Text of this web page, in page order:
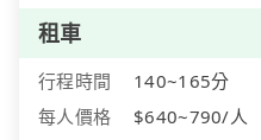
租車
行程時間
140~165分
每人價格
$640~790/人